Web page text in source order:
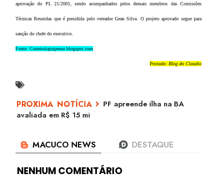
aprovação do PL 21/2001, sendo acompanhados pelos demais membros das Comissões
Técnicas Reunidas que é presidida pelo vereador Gean Silva. O projeto aprovado segue para
sanção do chefe do executivo.
Fonte: Correioitajuipense.blogspot.com
Postado: Blog do Claudio
PF apreende ilha na BA
avaliada em R$ 15 mi
NENHUM COMENTÁRIO